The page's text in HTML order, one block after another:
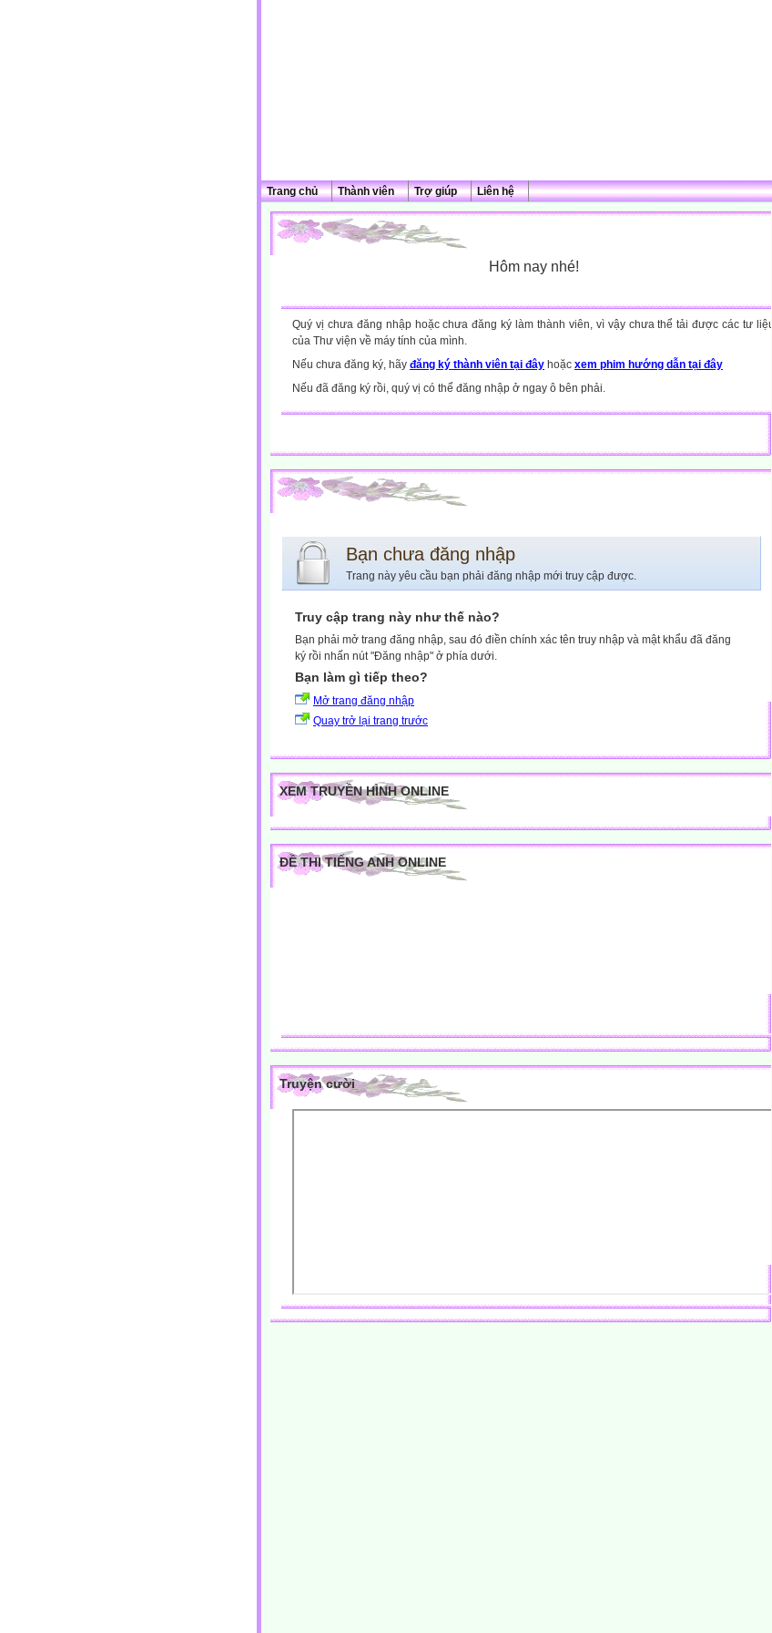
Trang chủ Thành viên Trợ giúp Liên hệ
Hôm nay nhé!
Quý vị chưa đăng nhập hoặc chưa đăng ký làm thành viên, vì vậy chưa thể tải được các tư liệu
của Thư viện về máy tính của mình.
Nếu chưa đăng ký, hãy đăng ký thành viên tại đây hoặc xem phim hướng dẫn tại đây
Nếu đã đăng ký rồi, quý vị có thể đăng nhập ở ngay ô bên phải.
Bạn chưa đăng nhập
Trang này yêu cầu bạn phải đăng nhập mới truy cập được.
Truy cập trang này như thế nào?
Bạn phải mở trang đăng nhập, sau đó điền chính xác tên truy nhập và mật khẩu đã đăng
ký rồi nhấn nút "Đăng nhập" ở phía dưới.
Bạn làm gì tiếp theo?
Mở trang đăng nhập
Quay trở lại trang trước
XEM TRUYỀN HÌNH ONLINE
ĐỀ THI TIẾNG ANH ONLINE
Truyện cười